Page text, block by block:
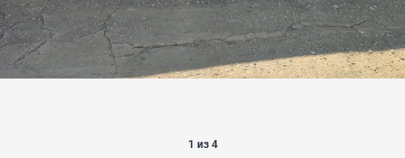
1 из 4